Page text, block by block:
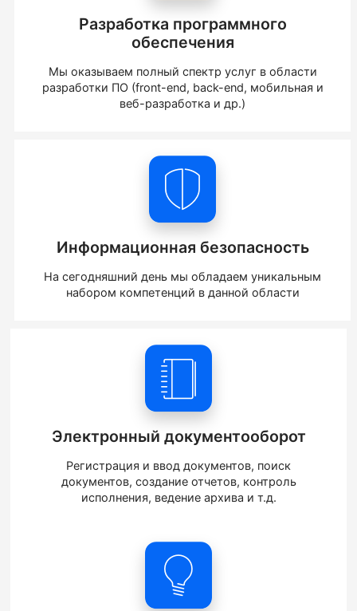
Разработка программного
обеспечения
Мы оказываем полный спектр услуг в области
разработки ПО (front-end, back-end, мобильная и
веб-разработка и др.)
Информационная безопасность
На сегодняшний день мы обладаем уникальным
набором компетенций в данной области
Электронный документооборот
Регистрация и ввод документов, поиск
документов, создание отчетов, контроль
исполнения, ведение архива и т.д.